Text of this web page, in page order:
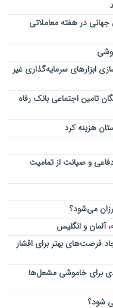
در هفته معاملاتی
ابزارهای سرمایه‌گذاری غیر
تامین اجتماعی بانک رفاه
و صیانت از تمامیت
و انگلیس
فرصت‌های بهتر برای اقشار
گام بلندی برای خاموشی مشعل‌ها
شود؟